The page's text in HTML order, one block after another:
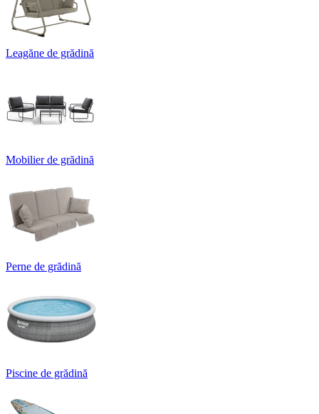
Leagăne de grădină
Mobilier de grădină
Perne de grădină
Piscine de grădină